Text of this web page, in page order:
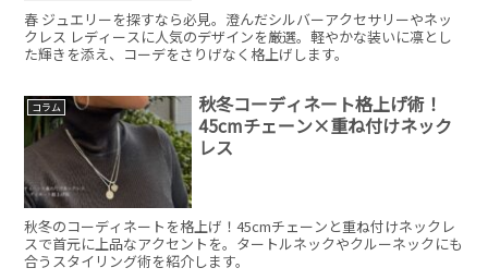
春 ジュエリーを探すなら必見。澄んだシルバーアクセサリーやネッ
クレス レディースに人気のデザインを厳選。軽やかな装いに凛とし
た輝きを添え、コーデをさりげなく格上げします。
コラム
秋冬コーディネート格上げ術！
45cmチェーン×重ね付けネック
レス
秋冬のコーディネートを格上げ！45cmチェーンと重ね付けネックレ
スで首元に上品なアクセントを。タートルネックやクルーネックにも
合うスタイリング術を紹介します。